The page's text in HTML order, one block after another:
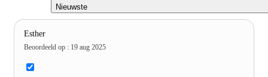
Nieuwste
Esther
Beoordeeld op : 19 aug 2025